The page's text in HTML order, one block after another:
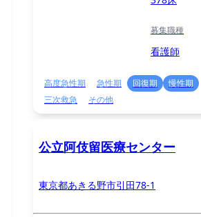
募集職種
看護師
高度急性期 急性期 回復期 慢性期
三次救急
その他
公立阿伎留医療センター
東京都あきる野市引田78-1